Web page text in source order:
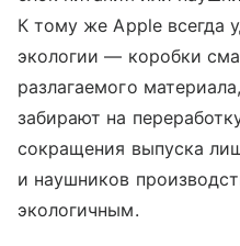
К тому же Apple всегда
экологии — коробки
разлагаемого
забирают на
сокращения выпуска
и наушников
экологичным.